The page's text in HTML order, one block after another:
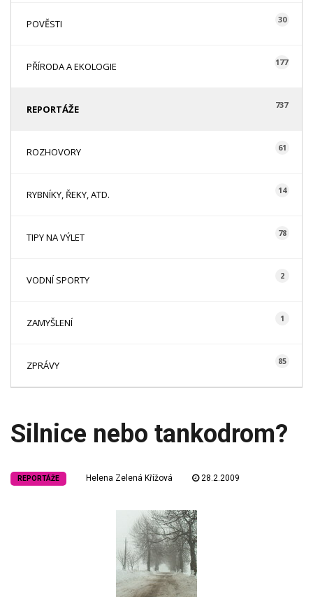
POVĚSTI 30
PŘÍRODA A EKOLOGIE 177
REPORTÁŽE 737
ROZHOVORY 61
RYBNÍKY, ŘEKY, ATD. 14
TIPY NA VÝLET 78
VODNÍ SPORTY 2
ZAMYŠLENÍ 1
ZPRÁVY 85
Silnice nebo tankodrom?
REPORTÁŽE Helena Zelená Křížová 28.2.2009